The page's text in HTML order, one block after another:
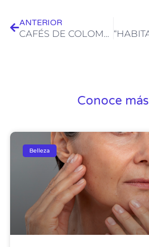
ANTERIOR
CAFÉS DE COLOMBIA EXPO
Conoce más
Belleza